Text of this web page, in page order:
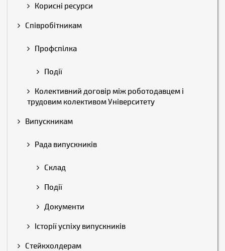
Корисні ресурси
Співробітникам
Профспілка
Події
Колективний договір між роботодавцем і
трудовим колективом Університету
Випускникам
Рада випускників
Склад
Події
Документи
Історії успіху випускників
Стейкхолдерам